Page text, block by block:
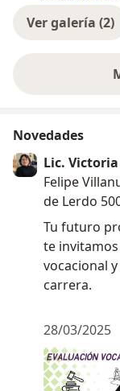
Ver galería (2)
Novedades
Lic.
Felipe
de Lerdo
Tu futuro
te
vocacional
carrera.
28/03/2025